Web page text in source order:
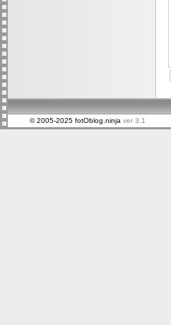
© 2005-2025 fotOblog.ninja ver 3.1